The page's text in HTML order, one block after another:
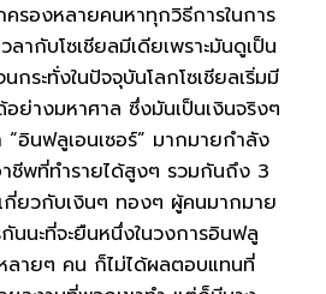
ครองหลายคนหาทุกวิธีการในการ
ลากับโซเชียลมีเดียเพราะมันดูเป็น
นกระทั่งในปัจจุบันโลกโซเชียลเริ่มมี
อย่างมหาศาล ซึ่งมันเป็นเงินจริงๆ
“อินฟลูเอนเซอร์” มากมายกำลัง
ชีพที่ทำรายได้สูงๆ รวมกันถึง 3
กี่ยวกับเงินๆ ทองๆ ผู้คนมากมาย
นนะที่จะยืนหนึ่งในวงการอินฟลู
ลายๆ คน ก็ไม่ได้ผลตอบแทนที่